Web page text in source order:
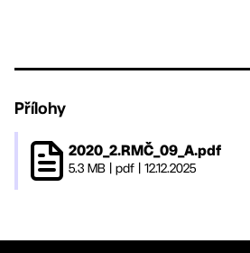
Přílohy
2020_2.RMČ_09_A.pdf
5.3 MB pdf 12.12.2025